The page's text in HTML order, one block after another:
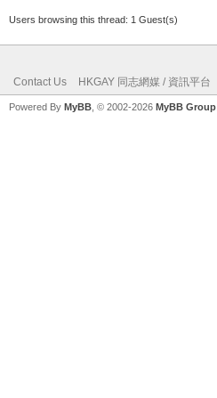
Users browsing this thread: 1 Guest(s)
Contact Us HKGAY 同志網媒 / 資訊平台
Powered By MyBB , © 2002-2026 MyBB Group